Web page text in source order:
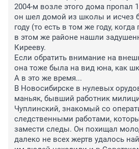
2004-м возле этого дома пропал
он шел домой из школы и исчез
году (то есть в том же году,
в этом же районе нашли
Кирееву.
Если обратить внимание на
она тоже была на вид юна, как
А в это же время...
В Новосибирске в нулевых
маньяк, бывший работник
Чуплинский, знакомый со
следственными работами,
замести следы. Он похищал
далеко не всех жертв удалось